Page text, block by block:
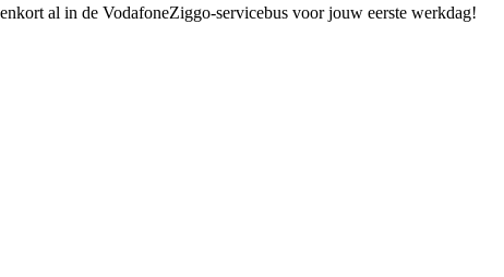
al in de VodafoneZiggo-servicebus voor jouw eerste werkdag!